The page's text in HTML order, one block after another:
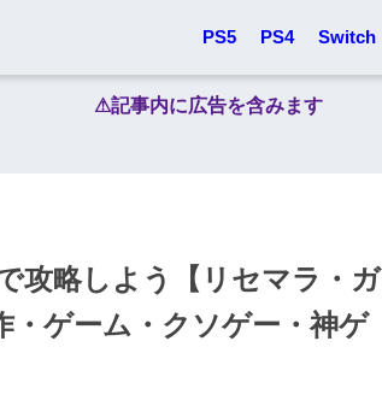
PS5 PS4 Switch
⚠︎記事内に広告を含みます
攻略しよう【リセマラ・ガ
・ゲーム・クソゲー・神ゲ